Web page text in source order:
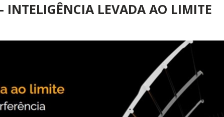
INTELIGÊNCIA LEVADA AO LIMITE